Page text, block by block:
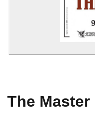
The Master